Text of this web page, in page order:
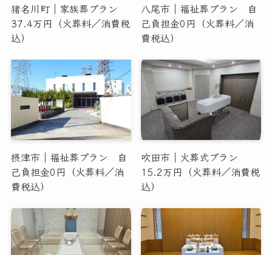
猪名川町｜家族葬プラン
37.4万円（火葬料／消費税
込）
八尾市｜福祉葬プラン 自
己負担金0円（火葬料／消
費税込）
摂津市｜福祉葬プラン 自
己負担金0円（火葬料／消
費税込）
吹田市｜火葬式プラン
15.2万円（火葬料／消費税
込）